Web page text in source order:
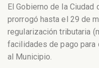
El Gobierno de la
prorrogó hasta el 29 de
regularización tributaria
facilidades de pago
al Municipio.